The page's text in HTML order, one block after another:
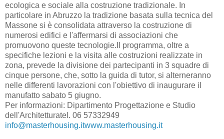
ecologica e sociale alla costruzione tradizionale. In
particolare in Abruzzo la tradizione basata sulla tecnica del
Massone si è consolidata attraverso la costruzione di
numerosi edifici e l'affermarsi di associazioni che
promuovono queste tecnologie.Il programma, oltre a
specifiche lezioni e la visita alle costruzioni realizzate in
zona, prevede la divisione dei partecipanti in 3 squadre di
cinque persone, che, sotto la guida di tutor, si alterneranno
nelle differenti lavorazioni con l'obiettivo di inaugurare il
manufatto sabato 5 giugno.
Per informazioni: Dipartimento Progettazione e Studio
dell'Architetturatel. 06 57332949
info@masterhousing.itwww.masterhousing.it